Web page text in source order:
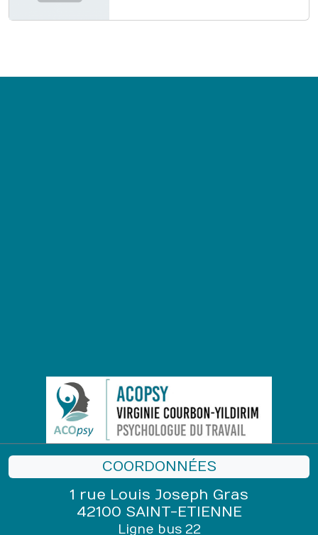
COORDONNÉES
1 rue Louis Joseph Gras
42100 SAINT-ETIENNE
Ligne bus 22